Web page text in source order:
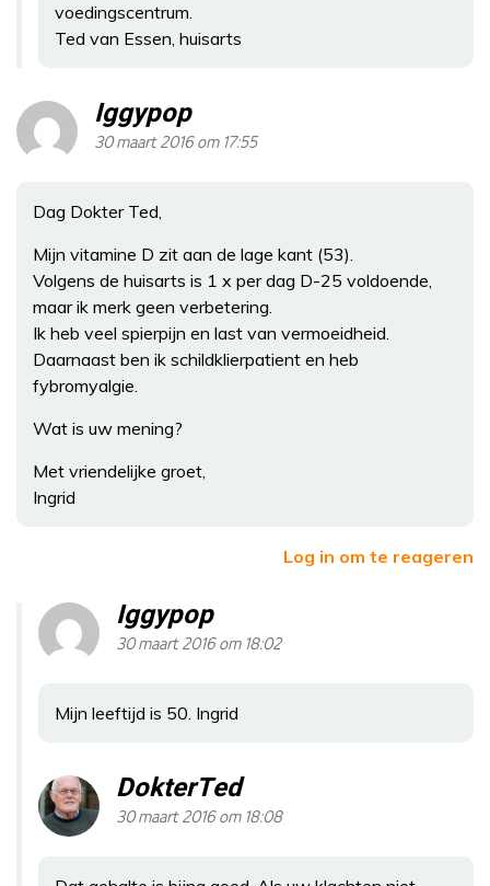
voedingscentrum.
Ted van Essen, huisarts
Iggypop
30 maart 2016 om 17:55
Dag Dokter Ted,
Mijn vitamine D zit aan de lage kant (53).
Volgens de huisarts is 1 x per dag D-25 voldoende,
maar ik merk geen verbetering.
Ik heb veel spierpijn en last van vermoeidheid.
Daarnaast ben ik schildklierpatient en heb
fybromyalgie.
Wat is uw mening?
Met vriendelijke groet,
Ingrid
Log in om te reageren
Iggypop
30 maart 2016 om 18:02
Mijn leeftijd is 50. Ingrid
DokterTed
30 maart 2016 om 18:08